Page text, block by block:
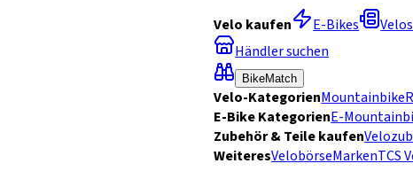
Velo kaufen E-Bikes
Händler suchen
BikeMatch
Velo-KategorienMountainbike
E-Bike KategorienE-
Zubehör & Teile kaufen
WeiteresVelobörseMarkenTCS